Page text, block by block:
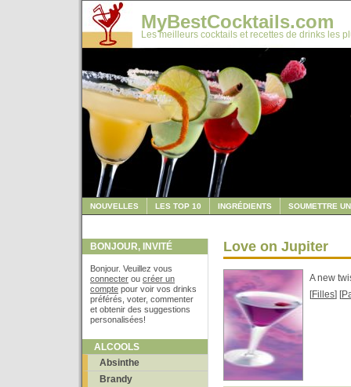
MyBestCocktails.com
Les meilleurs cocktails et recettes de drinks les
NOUVELLES LES TOP 10 INGRÉDIENTS SOUMETTRE
BONJOUR, INVITÉ
Bonjour. Veuillez vous
connecter ou créer un
compte pour voir vos drinks
préférés, voter, commenter
et obtenir des suggestions
personalisées!
ALCOOLS
Absinthe
Brandy
Love on Jupiter
A new
[Filles] [